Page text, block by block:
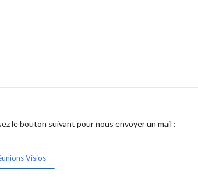
le bouton suivant pour nous envoyer un mail :
Visios